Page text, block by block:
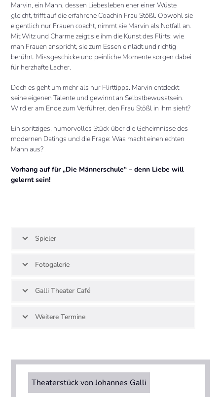
Marvin, ein Mann, dessen Liebesleben eher einer Wüste
gleicht, trifft auf die erfahrene Coachin Frau Stößl. Obwohl sie
eigentlich nur Frauen coacht, nimmt sie Marvin als Notfall an.
Mit Witz und Charme zeigt sie ihm die Kunst des Flirts: wie
man Frauen anspricht, sie zum Essen einlädt und richtig
berührt. Missgeschicke und peinliche Momente sorgen dabei
für herzhafte Lacher.
Doch es geht um mehr als nur Flirttipps. Marvin entdeckt
seine eigenen Talente und gewinnt an Selbstbewusstsein.
Wird er am Ende zum Verführer, den Frau Stößl in ihm sieht?
Ein spritziges, humorvolles Stück über die Geheimnisse des
modernen Datings und die Frage: Was macht einen echten
Mann aus?
Vorhang auf für „Die Männerschule“ – denn Liebe will
gelernt sein!
Spieler
Fotogalerie
Galli Theater Café
Weitere Termine
Theaterstück von Johannes Galli